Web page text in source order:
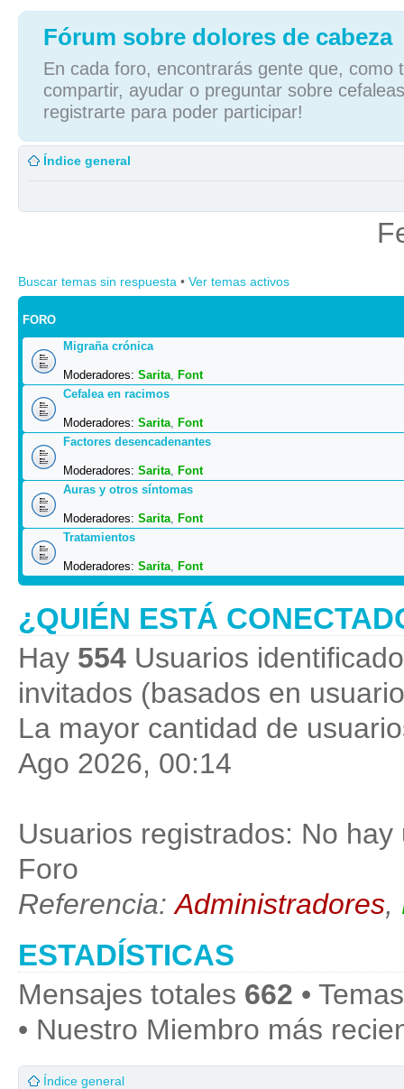
Fórum sobre dolores de cabeza
En cada foro, encontrarás gente que, como
compartir, ayudar o preguntar sobre
registrarte para poder participar!
Índice general
Buscar temas sin respuesta • Ver temas activos
FORO
Migraña crónica
Moderadores: Sarita, Font
Cefalea en racimos
Moderadores: Sarita, Font
Factores desencadenantes
Moderadores: Sarita, Font
Auras y otros síntomas
Moderadores: Sarita, Font
Tratamientos
Moderadores: Sarita, Font
¿QUIÉN ESTÁ
Hay 554 Usuarios
invitados (basados en
La mayor cantidad de
Ago 2026, 00:14
Usuarios registrados: No
Foro
Referencia:Administradores,
ESTADÍSTICAS
Mensajes totales 662 •
• Nuestro Miembro más
Índice general